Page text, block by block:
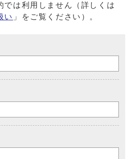
では利用しません（詳しくは
い 」をご覧ください）。